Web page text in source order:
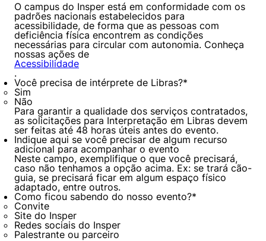
O campus do Insper está em conformidade com os
padrões nacionais estabelecidos para
acessibilidade, de forma que as pessoas com
deficiência física encontrem as condições
necessárias para circular com autonomia. Conheça
nossas ações de
Acessibilidade
.
Você precisa de intérprete de Libras?*
Sim
Não
Para garantir a qualidade dos serviços contratados,
as solicitações para Interpretação em Libras devem
ser feitas até 48 horas úteis antes do evento.
Indique aqui se você precisar de algum recurso
adicional para acompanhar o evento
Neste campo, exemplifique o que você precisará,
caso não tenhamos a opção acima. Ex: se trará cão-
guia, se precisará ficar em algum espaço físico
adaptado, entre outros.
Como ficou sabendo do nosso evento?*
Convite
Site do Insper
Redes sociais do Insper
Palestrante ou parceiro